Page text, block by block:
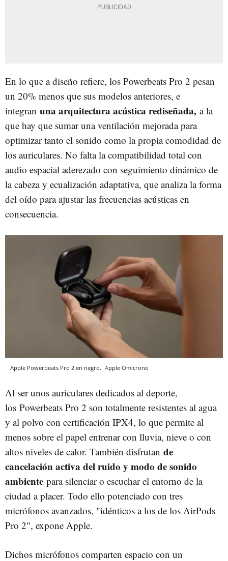
En lo que a diseño refiere, los Powerbeats Pro 2 pesan
un 20% menos que sus modelos anteriores, e
integran una arquitectura acústica rediseñada, a la
que hay que sumar una ventilación mejorada para
optimizar tanto el sonido como la propia comodidad de
los auriculares. No falta la compatibilidad total con
audio espacial aderezado con seguimiento dinámico de
la cabeza y ecualización adaptativa, que analiza la forma
del oído para ajustar las frecuencias acústicas en
consecuencia.
Apple Powerbeats Pro 2 en negro. Apple Omicrono
Al ser unos auriculares dedicados al deporte,
los Powerbeats Pro 2 son totalmente resistentes al agua
y al polvo con certificación IPX4, lo que permite al
menos sobre el papel entrenar con lluvia, nieve o con
altos niveles de calor. También disfrutan de
cancelación activa del ruido y modo de sonido
ambiente para silenciar o escuchar el entorno de la
ciudad a placer. Todo ello potenciado con tres
micrófonos avanzados, "idénticos a los de los AirPods
Pro 2", expone Apple.
Dichos micrófonos comparten espacio con un